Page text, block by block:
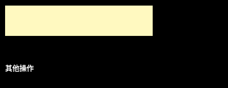
其他操作